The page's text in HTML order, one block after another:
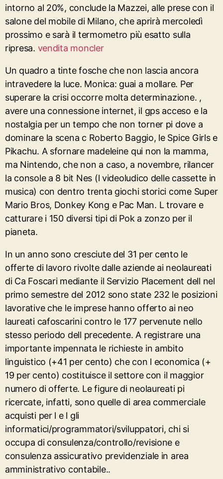
intorno al 20%, conclude la Mazzei, alle prese con il
salone del mobile di Milano, che aprirà mercoledì
prossimo e sarà il termometro più esatto sulla
ripresa. vendita moncler
Un quadro a tinte fosche che non lascia ancora
intravedere la luce. Monica: guai a mollare. Per
superare la crisi occorre molta determinazione. ,
avere una connessione internet, il gps acceso e la
nostalgia per un tempo che non torner pi dove a
dominare la scena c Roberto Baggio, le Spice Girls e
Pikachu. A sfornare madeleine qui non la mamma,
ma Nintendo, che non a caso, a novembre, rilancer
la console a 8 bit Nes (l videoludico delle cassette in
musica) con dentro trenta giochi storici come Super
Mario Bros, Donkey Kong e Pac Man. L trovare e
catturare i 150 diversi tipi di Pok a zonzo per il
pianeta.
In un anno sono cresciute del 31 per cento le
offerte di lavoro rivolte dalle aziende ai neolaureati
di Ca Foscari mediante il Servizio Placement dell nel
primo semestre del 2012 sono state 232 le posizioni
lavorative che le imprese hanno offerto ai neo
laureati cafoscarini contro le 177 pervenute nello
stesso periodo dell precedente. A registrare una
importante impennata le richieste in ambito
linguistico (+41 per cento) che con l economica (+
19 per cento) costituisce il settore con il maggior
numero di offerte. Le figure di neolaureati pi
ricercate, infatti, sono quelle di area commerciale
acquisti per l e l gli
informatici/programmatori/sviluppatori, chi si
occupa di consulenza/controllo/revisione e
consulenza assicurativo previdenziale in area
amministrativo contabile..